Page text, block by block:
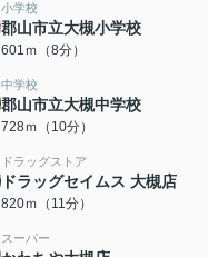
小学校
郡山市立大槻小学校
601ｍ（8分）
中学校
郡山市立大槻中学校
728ｍ（10分）
ドラッグストア
ドラッグセイムス 大槻店
820ｍ（11分）
スーパー